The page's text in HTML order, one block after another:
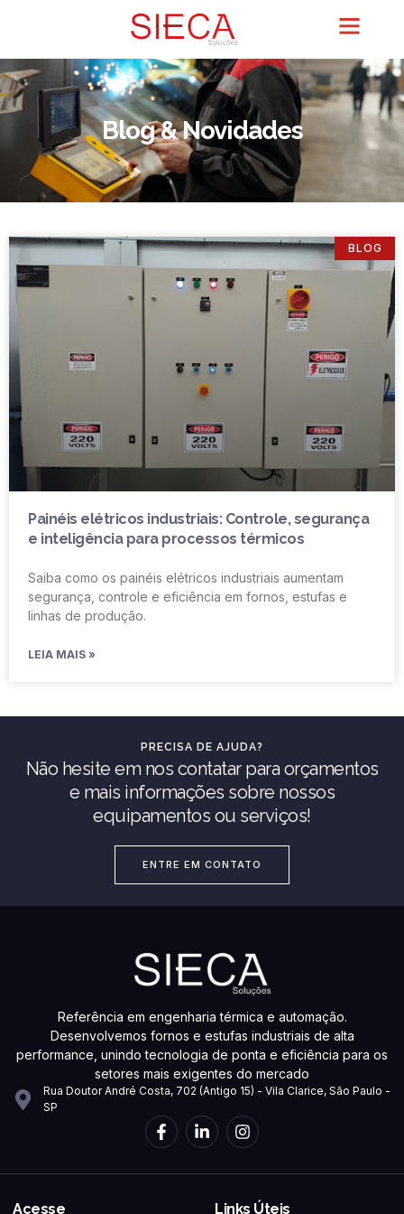
Blog & Novidades
BLOG
Painéis elétricos industriais: Controle, segurança
e inteligência para processos térmicos
Saiba como os painéis elétricos industriais aumentam
segurança, controle e eficiência em fornos, estufas e
linhas de produção.
LEIA MAIS »
PRECISA DE AJUDA?
Não hesite em nos contatar para orçamentos
e mais informações sobre nossos
equipamentos ou serviços!
ENTRE EM CONTATO
Referência em engenharia térmica e automação.
Desenvolvemos fornos e estufas industriais de alta
performance, unindo tecnologia de ponta e eficiência para os
setores mais exigentes do mercado
Rua Doutor André Costa, 702 (Antigo 15) - Vila Clarice, São Paulo -
SP
Acesse Links Úteis